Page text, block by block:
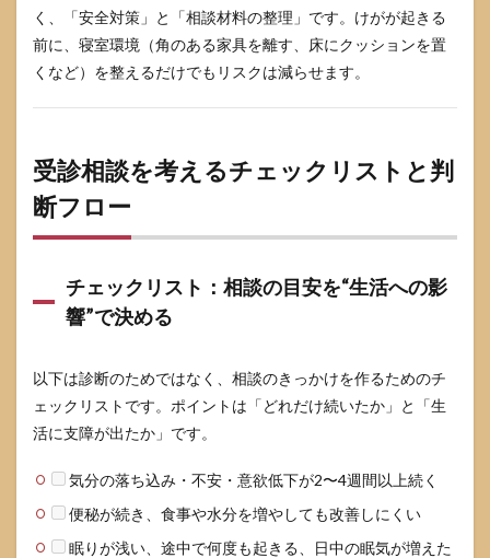
く、「安全対策」と「相談材料の整理」です。けがが起きる
前に、寝室環境（角のある家具を離す、床にクッションを置
くなど）を整えるだけでもリスクは減らせます。
受診相談を考えるチェックリストと判
断フロー
チェックリスト：相談の目安を“生活への影
響”で決める
以下は診断のためではなく、相談のきっかけを作るためのチ
ェックリストです。ポイントは「どれだけ続いたか」と「生
活に支障が出たか」です。
気分の落ち込み・不安・意欲低下が2〜4週間以上続く
便秘が続き、食事や水分を増やしても改善しにくい
眠りが浅い、途中で何度も起きる、日中の眠気が増えた